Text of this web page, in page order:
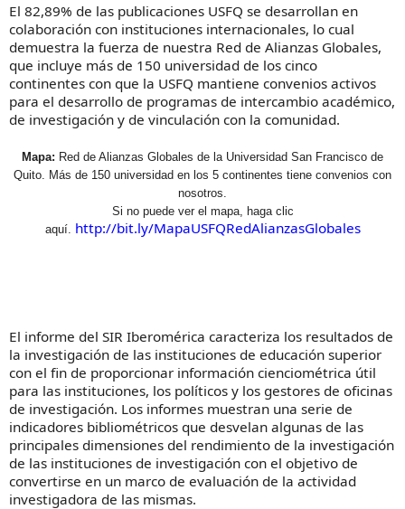
El 82,89% de las publicaciones USFQ se desarrollan en
colaboración con instituciones internacionales, lo cual
demuestra la fuerza de nuestra Red de Alianzas Globales,
que incluye más de 150 universidad de los cinco
continentes con que la USFQ mantiene convenios activos
para el desarrollo de programas de intercambio académico,
de investigación y de vinculación con la comunidad.
Mapa: Red de Alianzas Globales de la Universidad San Francisco de
Quito. Más de 150 universidad en los 5 continentes tiene convenios con
nosotros.
Si no puede ver el mapa, haga clic
aquí. http://bit.ly/MapaUSFQRedAlianzasGlobales
El informe del SIR Iberomérica caracteriza los resultados de
la investigación de las instituciones de educación superior
con el fin de proporcionar información cienciométrica útil
para las instituciones, los políticos y los gestores de oficinas
de investigación. Los informes muestran una serie de
indicadores bibliométricos que desvelan algunas de las
principales dimensiones del rendimiento de la investigación
de las instituciones de investigación con el objetivo de
convertirse en un marco de evaluación de la actividad
investigadora de las mismas.